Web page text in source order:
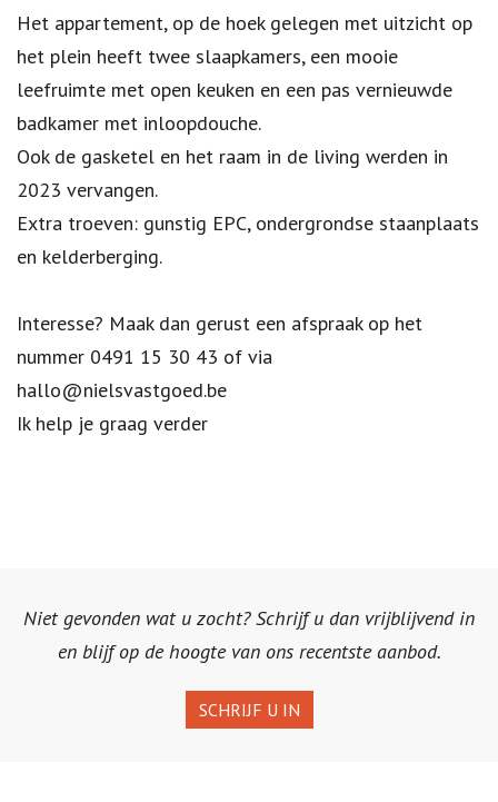
Het appartement, op de hoek gelegen met uitzicht op
het plein heeft twee slaapkamers, een mooie
leefruimte met open keuken en een pas vernieuwde
badkamer met inloopdouche.
Ook de gasketel en het raam in de living werden in
2023 vervangen.
Extra troeven: gunstig EPC, ondergrondse staanplaats
en kelderberging.
Interesse? Maak dan gerust een afspraak op het
nummer 0491 15 30 43 of via
hallo@nielsvastgoed.be
Ik help je graag verder
Niet gevonden wat u zocht? Schrijf u dan vrijblijvend in
en blijf op de hoogte van ons recentste aanbod.
SCHRIJF U IN